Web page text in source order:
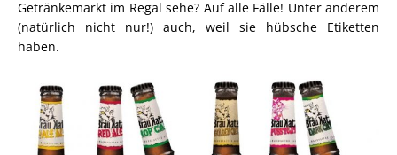
Getränkemarkt im Regal sehe? Auf alle Fälle! Unter anderem
(natürlich nicht nur!) auch, weil sie hübsche Etiketten
haben.